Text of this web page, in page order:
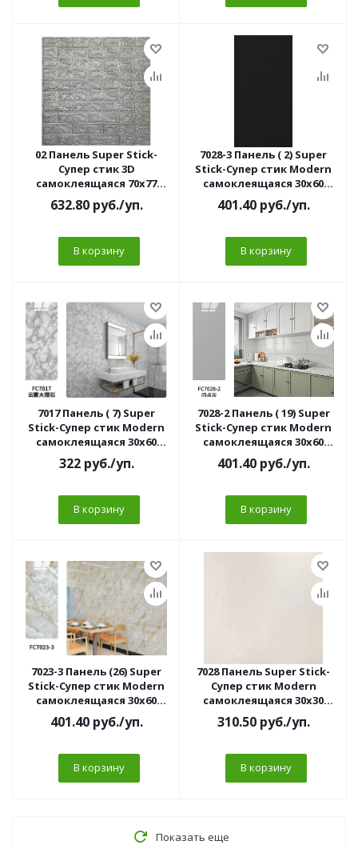
02 Панель Super Stick-
Супер стик 3D
самоклеящаяся 70х77
Кирпич серый (10 шт//
уп)3мм
632.80руб./уп.
В корзину
7028-3 Панель ( 2) Super
Stick-Супер стик Modern
самоклеящаяся 30х60
черная (10 шт/уп)
401.40руб./уп.
В корзину
7017 Панель ( 7) Super
Stick-Супер стик Modern
самоклеящаяся 30х60
Мрамор серый A (10 шт/
уп)//
322руб./уп.
В корзину
7028-2 Панель ( 19) Super
Stick-Супер стик Modern
самоклеящаяся 30х60
серая (10 шт/уп)
401.40руб./уп.
В корзину
7023-3 Панель (26) Super
Stick-Супер стик Modern
самоклеящаяся 30х60
Bidasar Green (10 шт/уп)
401.40руб./уп.
В корзину
7028 Панель Super Stick-
Супер стик Modern
самоклеящаяся 30х30
ГЛЯНЕЦ белый (10 шт/уп)
310.50руб./уп.
В корзину
Показать еще